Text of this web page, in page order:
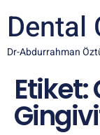
Dental
Dr-Abdurrahman
Etiket: